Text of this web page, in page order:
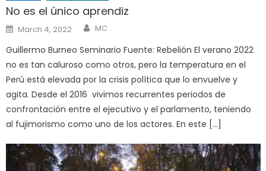
No es el único aprendiz
Posted
on
March 4, 2022 Author
MC
Guillermo Burneo Seminario Fuente: Rebelión El verano 2022
no es tan caluroso como otros, pero la temperatura en el
Perú está elevada por la crisis política que lo envuelve y
agita. Desde el 2016 vivimos recurrentes periodos de
confrontación entre el ejecutivo y el parlamento, teniendo
al fujimorismo como uno de los actores. En este […]